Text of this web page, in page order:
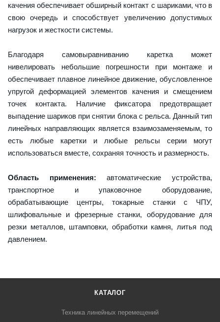
качения обеспечивает обширный контакт с шариками, что в
свою очередь и способствует увеличению допустимых
нагрузок и жесткости системы.
Благодаря самовыравниванию каретка может
нивелировать небольшие погрешности при монтаже и
обеспечивает плавное линейное движение, обусловленное
упругой деформацией элементов качения и смещением
точек контакта. Наличие фиксатора предотвращает
выпадение шариков при снятии блока с рельса. Данный тип
линейных направляющих является взаимозаменяемым, то
есть любые каретки и любые рельсы серии могут
использоваться вместе, сохраняя точность и размерность.
Область применения: автоматические устройства,
транспортное и упаковочное оборудование,
обрабатывающие центры, токарные станки с ЧПУ,
шлифовальные и фрезерные станки, оборудование для
резки металлов, штамповки, обработки камня, литья под
давлением.
КАТАЛОГ
Техника линейных перемещений